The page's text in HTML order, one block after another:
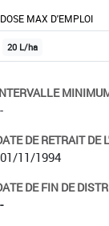
DOSE MAX D'EMPLOI
20 L/ha
-
DE RETRAIT DE
01/11/1994
DE FIN DE
-